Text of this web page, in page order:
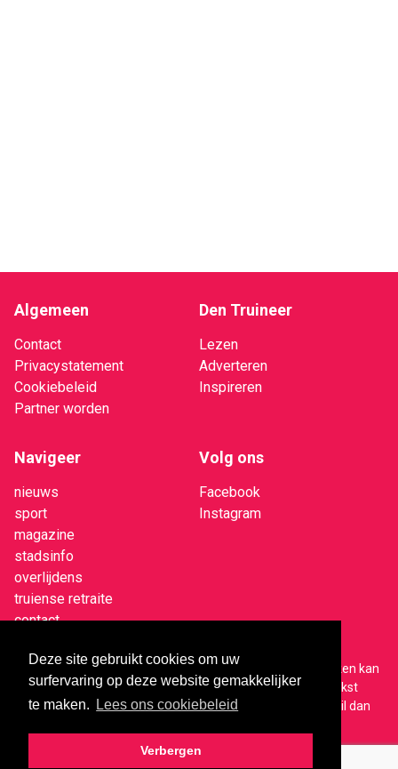
Deze site gebruikt cookies om uw
surfervaring op deze website gemakkelijker
te maken.
Lees ons cookiebeleid
Verbergen
Algemeen
Contact
Privacystatement
Cookiebeleid
Partner worden
Den Truineer
Lezen
Adverteren
Inspireren
Navigeer
nieuws
sport
magazine
stadsinfo
overlijdens
truiense retraite
contact
Volg ons
Facebook
Instagram
Op alle nieuwsberichten van truineer.be rust copyright. Linken kan
altijd, eventueel met de intro van het stuk erboven. Wil je tekst
overnemen of een video(fragment) of foto gebruiken? Mail dan